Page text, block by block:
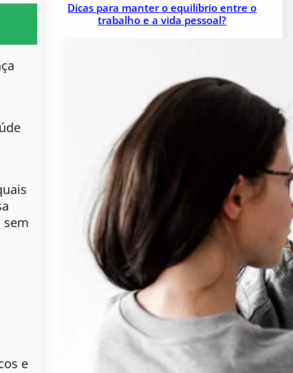
sem
e
Dicas para manter o equilíbrio entre o
trabalho e a vida pessoal?